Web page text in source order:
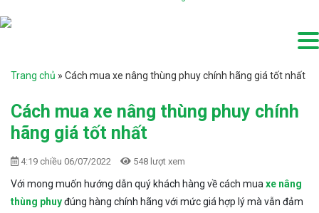
Trang chủ » Cách mua xe nâng thùng phuy chính hãng giá tốt nhất
Cách mua xe nâng thùng phuy chính
hãng giá tốt nhất
4:19 chiều 06/07/2022 548 lượt xem
Với mong muốn hướng dẫn quý khách hàng về cách mua xe nâng
thùng phuyđúng hàng chính hãng với mức giá hợp lý mà vẫn đảm